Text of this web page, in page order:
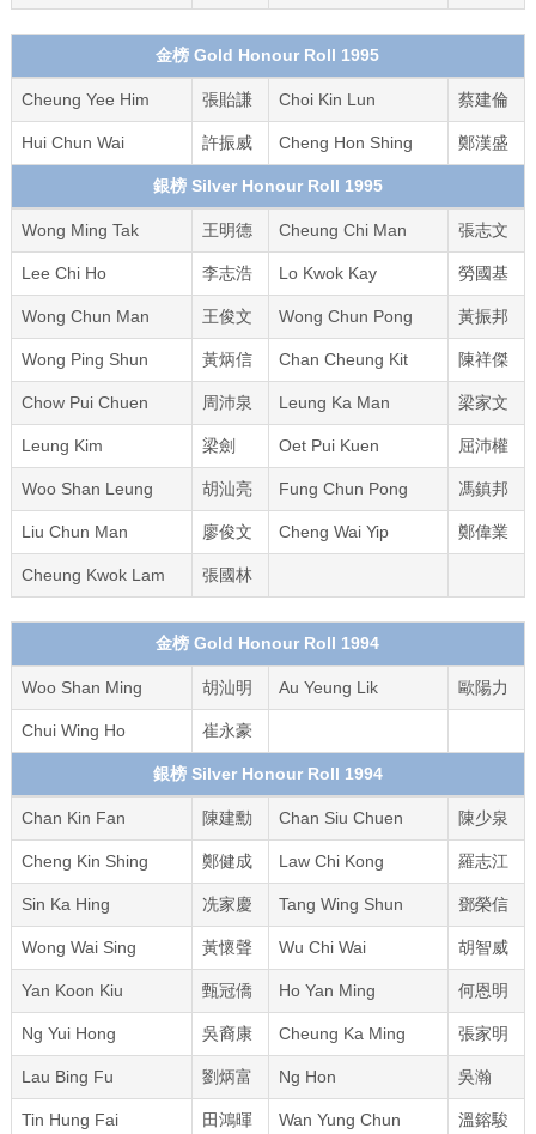
金榜 Gold Honour Roll 1995
Cheung Yee Him 張貽謙 Choi Kin Lun 蔡建倫
Hui Chun Wai 許振威 Cheng Hon Shing 鄭漢盛
銀榜 Silver Honour Roll 1995
Wong Ming Tak 王明德 Cheung Chi Man 張志文
Lee Chi Ho 李志浩 Lo Kwok Kay 勞國基
Wong Chun Man 王俊文 Wong Chun Pong 黃振邦
Wong Ping Shun 黃炳信 Chan Cheung Kit 陳祥傑
Chow Pui Chuen 周沛泉 Leung Ka Man 梁家文
Leung Kim 梁劍 Oet Pui Kuen 屈沛權
Woo Shan Leung 胡汕亮 Fung Chun Pong 馮鎮邦
Liu Chun Man 廖俊文 Cheng Wai Yip 鄭偉業
Cheung Kwok Lam 張國林
金榜 Gold Honour Roll 1994
Woo Shan Ming 胡汕明 Au Yeung Lik 歐陽力
Chui Wing Ho 崔永豪
銀榜 Silver Honour Roll 1994
Chan Kin Fan 陳建勳 Chan Siu Chuen 陳少泉
Cheng Kin Shing 鄭健成 Law Chi Kong 羅志江
Sin Ka Hing 冼家慶 Tang Wing Shun 鄧榮信
Wong Wai Sing 黃懷聲 Wu Chi Wai 胡智威
Yan Koon Kiu 甄冠僑 Ho Yan Ming 何恩明
Ng Yui Hong 吳裔康 Cheung Ka Ming 張家明
Lau Bing Fu 劉炳富 Ng Hon 吳瀚
Tin Hung Fai 田鴻暉 Wan Yung Chun 溫鎔駿